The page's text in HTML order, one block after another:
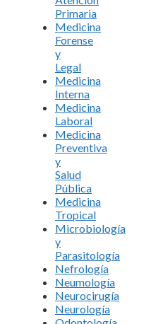
Primaria
Medicina
Forense
y
Legal
Medicina
Interna
Medicina
Laboral
Medicina
Preventiva
y
Salud
Pública
Medicina
Tropical
Microbiología
y
Parasitología
Nefrología
Neumología
Neurocirugía
Neurología